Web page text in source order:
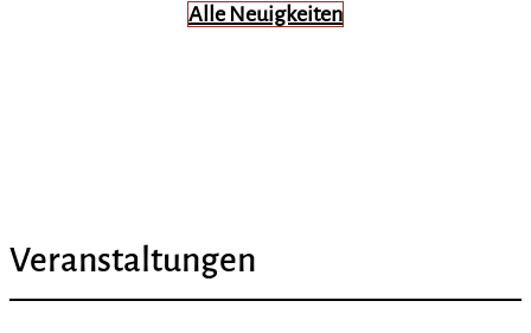
Alle Neuigkeiten
Veranstaltungen